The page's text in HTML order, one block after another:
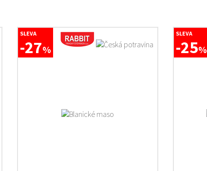
SLEVA
-27%
SLEVA
-25%